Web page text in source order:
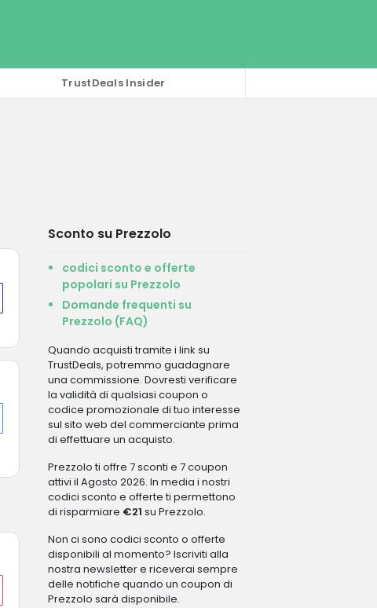
TrustDeals Insider
Sconto su Prezzolo
codici sconto e offerte
popolari su Prezzolo
Domande frequenti su
Prezzolo (FAQ)
Quando acquisti tramite i link su
TrustDeals, potremmo guadagnare
una commissione. Dovresti verificare
la validità di qualsiasi coupon o
codice promozionale di tuo interesse
sul sito web del commerciante prima
di effettuare un acquisto.
Prezzolo ti offre 7 sconti e 7 coupon
attivi il Agosto 2026. In media i nostri
codici sconto e offerte ti permettono
di risparmiare €21 su Prezzolo.
Non ci sono codici sconto o offerte
disponibili al momento? Iscriviti alla
nostra newsletter e riceverai sempre
delle notifiche quando un coupon di
Prezzolo sarà disponibile.